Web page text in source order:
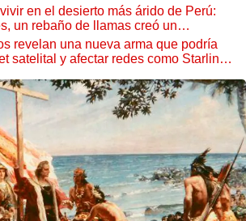
en el desierto más árido de Perú:
un rebaño de llamas creó un
revelan una nueva arma que podría
satelital y afectar redes como Starlink